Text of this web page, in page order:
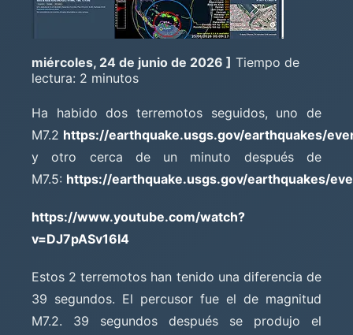
miércoles, 24 de junio de 2026 ] Tiempo de
lectura: 2 minutos
Ha habido dos terremotos seguidos, uno de
M7.2 https://earthquake.usgs.gov/earthquakes/
y otro cerca de un minuto después de
M7.5: https://earthquake.usgs.gov/earthquakes/
https://www.youtube.com/watch?
v=DJ7pASv16I4
Estos 2 terremotos han tenido una diferencia de
39 segundos. El percusor fue el de magnitud
M7.2. 39 segundos después se produjo el